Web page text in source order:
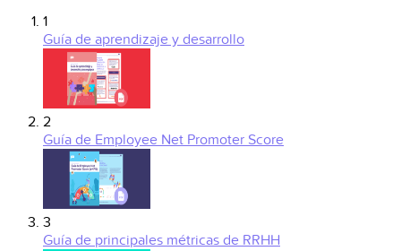
1
Guía de aprendizaje y desarrollo
2
Guía de Employee Net Promoter Score
3
Guía de principales métricas de RRHH